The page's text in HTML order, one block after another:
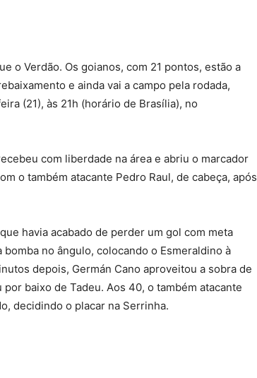
o Verdão. Os goianos, com 21 pontos, estão a
e ainda vai a campo pela rodada,
(21), às 21h (horário de Brasília), no
com liberdade na área e abriu o marcador
o também atacante Pedro Raul, de cabeça, após
havia acabado de perder um gol com meta
no ângulo, colocando o Esmeraldino à
depois, Germán Cano aproveitou a sobra de
baixo de Tadeu. Aos 40, o também atacante
decidindo o placar na Serrinha.